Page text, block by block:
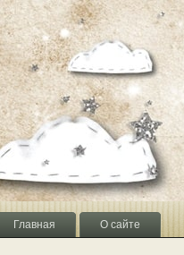
Главная О сайте